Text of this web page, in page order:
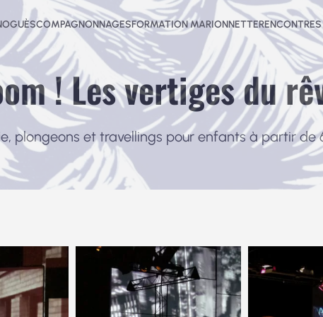
COMPAGNONNAGESFORMATION MARIONNETTE
! Les vertiges du
plongeons et travellings pour enfants à partir de